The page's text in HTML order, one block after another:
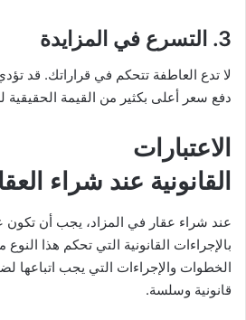
3. التسرع في المزايدة
لا تدع العاطفة تتحكم في قراراتك. قد
دفع سعر أعلى بكثير من القيمة الحقيقية
الاعتبارات
القانونية عند شراء
عند شراء عقار في المزاد، يجب أن تكون
بالإجراءات القانونية التي تحكم هذا
الخطوات والإجراءات التي يجب اتباعها
قانونية وسلسة.